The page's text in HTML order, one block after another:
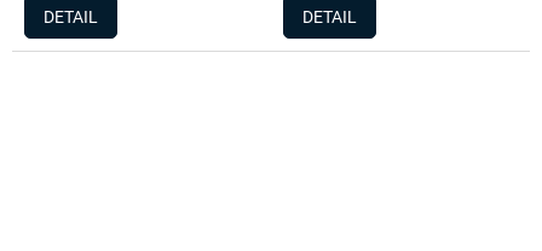
DETAIL DETAIL